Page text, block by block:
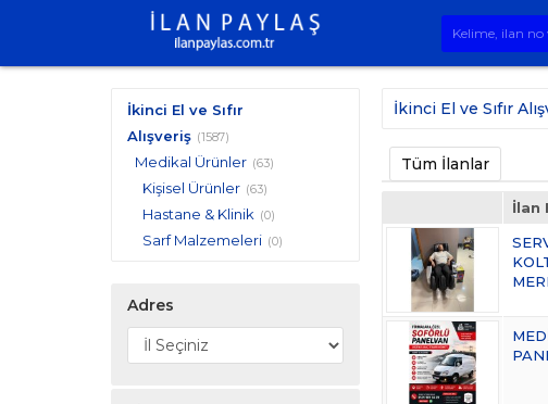
İkinci El ve Sıfır
Alışveriş (1587)
Medikal Ürünler (63)
Kişisel Ürünler (63)
Hastane & Klinik (0)
Sarf Malzemeleri (0)
Adres
İkinci El ve Sıfır
Tüm İlanlar
İlan